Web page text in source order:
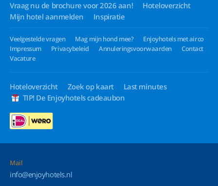
Vraag nu de brochure voor 2026 aan!
Hoteloverzicht
Mijn hotel aanmelden
Inspiratie
Veelgestelde vragen Mag mijn hond mee?
Enjoyhotels met airco
Impressum
Privacybeleid Annuleringsvoorwaarden
Contact
Vacature
Hoteloverzicht Zoek op kaart
Last minutes
TIP! De Enjoyhotels cadeaubon
Mail
info@enjoyhotels.nl